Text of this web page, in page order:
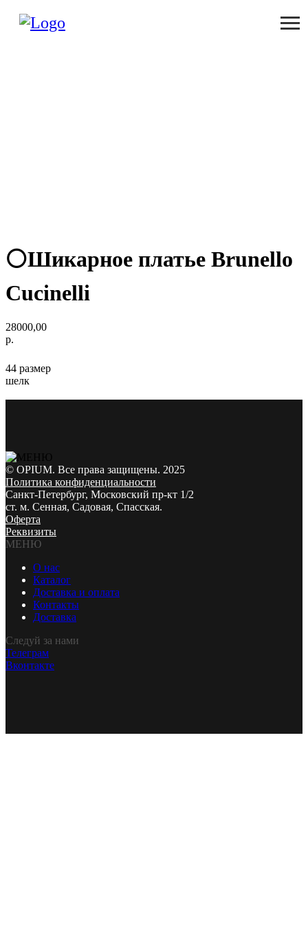
⚪️Шикарное платье Brunello
Cucinelli
28000,00
р.
44 размер
шелк
© OPIUM. Все права защищены. 2025
Политика конфиденциальности
Санкт-Петербург, Московский пр-кт 1/2
ст. м. Сенная, Садовая, Спасская.
Оферта
Реквизиты
МЕНЮ
О нас
Каталог
Доставка и оплата
Контакты
Доставка
Следуй за нами
Телеграм
Вконтакте